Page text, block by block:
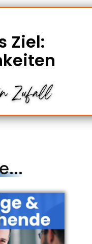
Ziel: